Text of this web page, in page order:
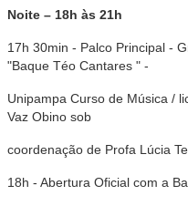
Noite – 18h às 21h
17h 30min - Palco Principal -
"Baque Téo Cantares " -
Unipampa Curso de Música /
Vaz Obino sob
coordenação de Profa Lúcia
18h - Abertura Oficial com a